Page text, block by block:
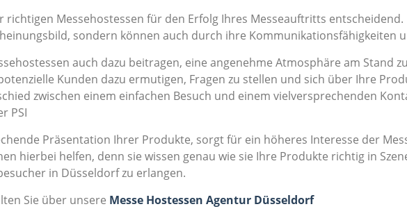
richtigen Messehostessen für den Erfolg Ihres Messeauftritts
sondern können auch durch ihre Kommunikationsfähigkeiten
auch dazu beitragen, eine angenehme Atmosphäre am Stand
Kunden dazu ermutigen, Fragen zu stellen und sich über Ihre
zwischen einem einfachen Besuch und einem vielversprechenden
PSI
Präsentation Ihrer Produkte, sorgt für ein höheres Interesse der
hierbei helfen, denn sie wissen genau wie sie Ihre Produkte richtig in
in Düsseldorf zu erlangen.
Sie über unsere Messe Hostessen Agentur Düsseldorf